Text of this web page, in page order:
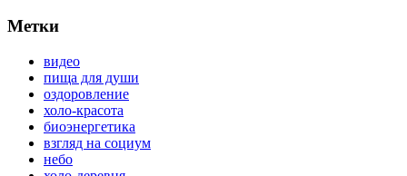
Метки
видео
пища для души
оздоровление
холо-красота
биоэнергетика
взгляд на социум
небо